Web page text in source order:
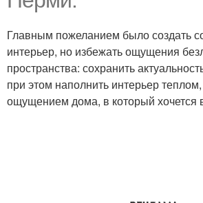
Главным пожеланием было создать
интерьер, но избежать ощущения
пространства: сохранить
при этом наполнить интерьер
ощущением дома, в который хочется